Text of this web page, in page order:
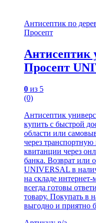
Антисептик по
Просепт
Просепт
0 из 5
(0)
Антисептик
купить с быстрой
области или
через
квитанции через
банка. Возврат или
UNIVERSAL в
на складе
всегда готовы
товару. Покупать в
выгодно и приятно